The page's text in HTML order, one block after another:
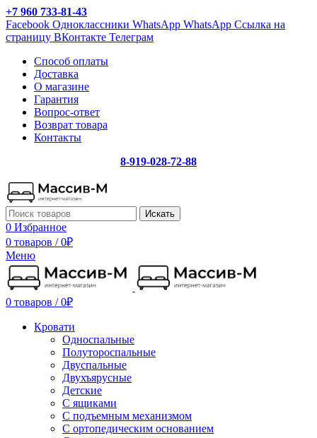
+7 960 733-81-43
Facebook Одноклассники WhatsApp WhatsApp Ссылка на
страницу ВКонтакте Телеграм
Способ оплаты
Доставка
О магазине
Гарантия
Вопрос-ответ
Возврат товара
Контакты
8-919-028-72-88
Искать
0 Избранное
0 товаров / 0₽
Меню
0 товаров / 0₽
Кровати
Односпальные
Полутороспальные
Двуспальные
Двухъярусные
Детские
С ящиками
С подъемным механизмом
С ортопедическим основанием